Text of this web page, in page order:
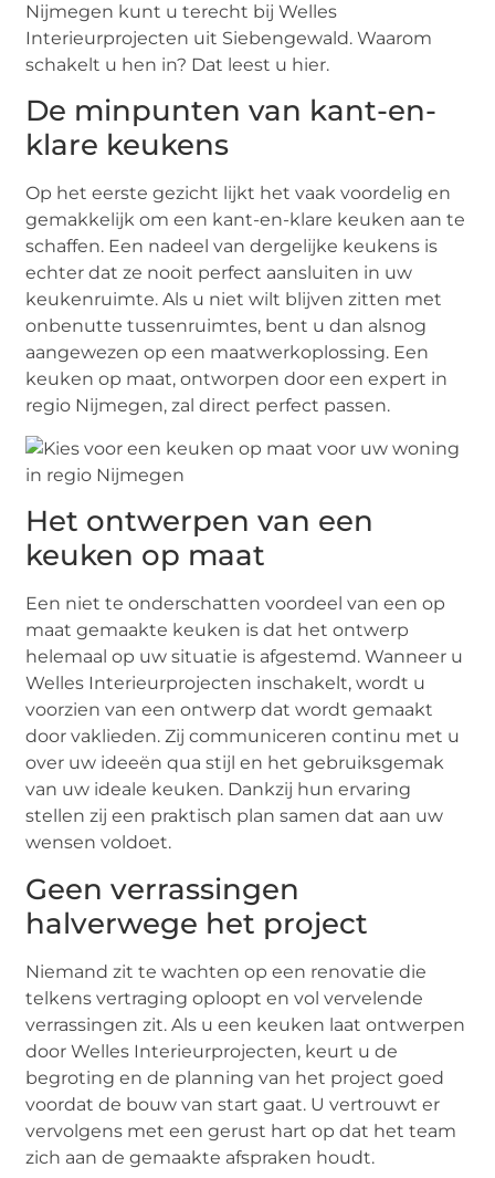
Nijmegen kunt u terecht bij Welles
Interieurprojecten uit Siebengewald. Waarom
schakelt u hen in? Dat leest u hier.
De minpunten van kant-en-
klare keukens
Op het eerste gezicht lijkt het vaak voordelig en
gemakkelijk om een kant-en-klare keuken aan te
schaffen. Een nadeel van dergelijke keukens is
echter dat ze nooit perfect aansluiten in uw
keukenruimte. Als u niet wilt blijven zitten met
onbenutte tussenruimtes, bent u dan alsnog
aangewezen op een maatwerkoplossing. Een
keuken op maat, ontworpen door een expert in
regio Nijmegen, zal direct perfect passen.
Het ontwerpen van een
keuken op maat
Een niet te onderschatten voordeel van een op
maat gemaakte keuken is dat het ontwerp
helemaal op uw situatie is afgestemd. Wanneer u
Welles Interieurprojecten inschakelt, wordt u
voorzien van een ontwerp dat wordt gemaakt
door vaklieden. Zij communiceren continu met u
over uw ideeën qua stijl en het gebruiksgemak
van uw ideale keuken. Dankzij hun ervaring
stellen zij een praktisch plan samen dat aan uw
wensen voldoet.
Geen verrassingen
halverwege het project
Niemand zit te wachten op een renovatie die
telkens vertraging oploopt en vol vervelende
verrassingen zit. Als u een keuken laat ontwerpen
door Welles Interieurprojecten, keurt u de
begroting en de planning van het project goed
voordat de bouw van start gaat. U vertrouwt er
vervolgens met een gerust hart op dat het team
zich aan de gemaakte afspraken houdt.